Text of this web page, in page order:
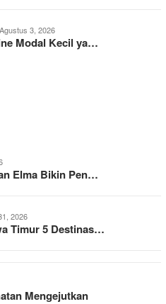
Agustus 3, 2026
Modal Kecil ya…
Elma Bikin Pen…
2026
Timur 5 Destinas…
Mengejutkan